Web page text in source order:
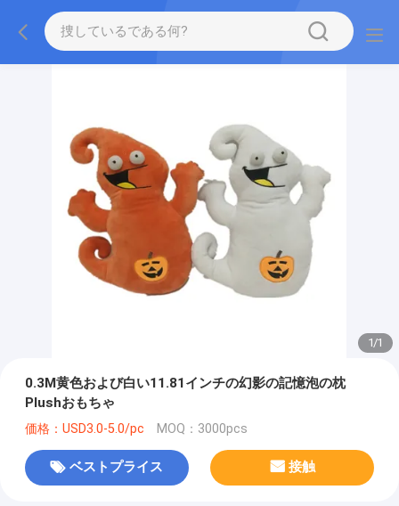
1/1
0.3M黄色および白い11.81インチの幻影の記憶泡の枕
Plushおもちゃ
価格：USD3.0-5.0/pc MOQ：3000pcs
ベストプライス 接触